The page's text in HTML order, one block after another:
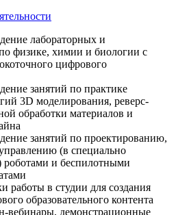
лабораторных и
физике, химии и биологии с
цифрового
занятий по практике
3D моделирования, реверс-
обработки материалов и
занятий по проектированию,
(в специально
роботами и беспилотными
работы в студии для создания
образовательного контента
вебинары, демонстрационные